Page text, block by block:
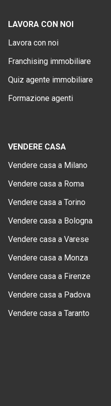
LAVORA CON NOI
Lavora con noi
Franchising immobiliare
Quiz agente immobiliare
Formazione agenti
VENDERE CASA
Vendere casa a Milano
Vendere casa a Roma
Vendere casa a Torino
Vendere casa a Bologna
Vendere casa a Varese
Vendere casa a Monza
Vendere casa a Firenze
Vendere casa a Padova
Vendere casa a Taranto